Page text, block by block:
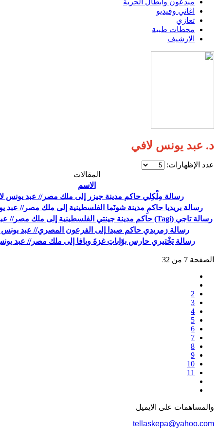
مبدعون وابطال الحرية
اغاني وفيديو
تعازي
محطات طبية
الارشيف
د. عبد يونس لافي
عدد الإظهارات:
المقالات
الاسم
رسالة مِلْكِلي حاكم مدينة جيزر إلى ملك مصر// عبد يونس
رسالة بريديا حاكمِ مدينة شونَما الفلسطينية إلى ملك مصر// عبد
رسالة تاجي (Tagi) حاكم مدينة جينتي الفلسطينية إلى ملك مصر// عبد يونس لافي
رسالة زمريدي حاكم صيدا إلى الفرعون المصري// عبد يونس
رسالة يَخْتيري حارس بوّاباتِ غزةَ ويافا إلى ملك مصر// عبد
الصفحة 7 من 32
2
3
4
5
6
7
8
9
10
11
والمساهمات علی الایمیل
tellaskepa@yahoo.com